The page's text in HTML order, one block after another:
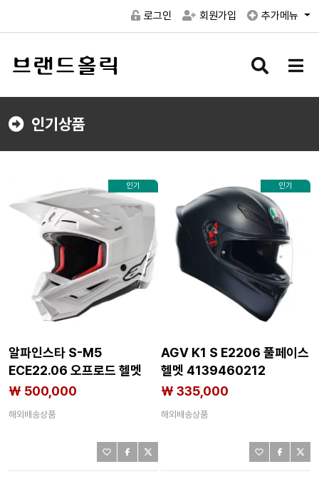
로그인 회원가입 추가메뉴
검
버
메
버
인기상품
인기
알파인스타 S-M5
ECE22.06 오프로드 헬멧
4139838620
₩ 500,000
해외배송상품
인기
AGV K1 S E2206 풀페이스
헬멧 4139460212
₩ 335,000
해외배송상품